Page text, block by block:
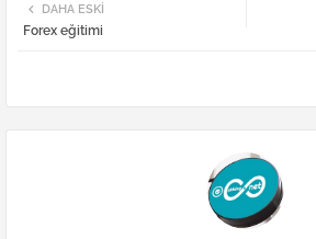
DAHA ESKI
Forex eğitimi